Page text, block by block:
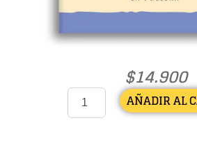
$14.900
AÑADIR AL